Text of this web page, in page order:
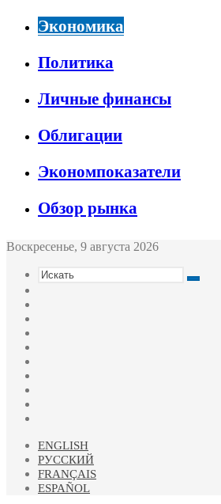
Экономика
Политика
Личные финансы
Облигации
Экономпоказатели
Обзор рынка
Воскресенье, 9 августа 2026
Искать
ENGLISH
РУССКИЙ
FRANÇAIS
ESPAÑOL